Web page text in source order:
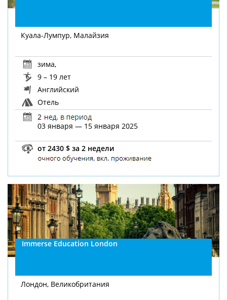
Куала-Лумпур, Малайзия
зима,
9 – 19 лет
Английский
Отель
2
03 января — 15 января 2025
от 2430 $ за 2 недели
Immerse Education London
Лондон, Великобритания